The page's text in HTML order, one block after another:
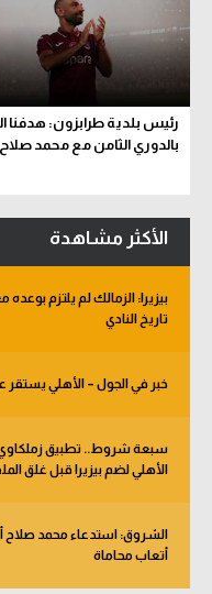
رئيس بلدية طرابزون: هدفنا
بالدوري الثامن مع محمد صلاح
الأكثر مشاهدة
بيزيرا: الزمالك لم يلتزم
تاريخ النادي
خبر في الجول – الأهلي يستقر
سبعة شروط.. تطبيق
الأهلي لضم بيزيرا قبل غلق
أتعاب محاماة